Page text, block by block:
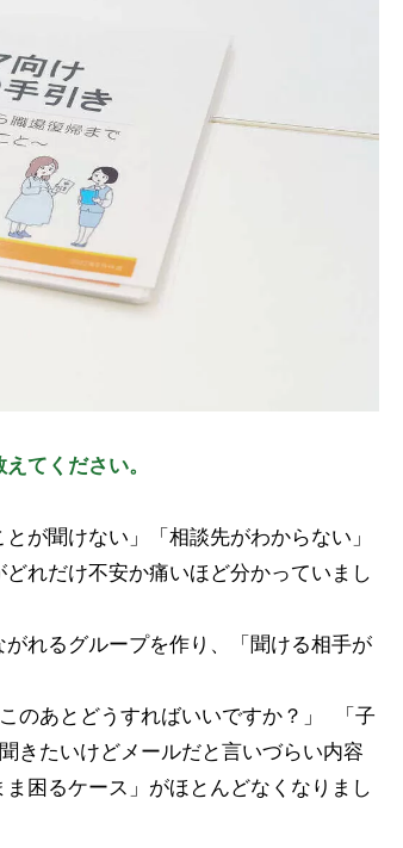
てください。
が聞けない」「相談先がわからない」
れだけ不安か痛いほど分かっていまし
れるグループを作り、「聞ける相手が
のあとどうすればいいですか？」 「子
きたいけどメールだと言いづらい内容
困るケース」がほとんどなくなりまし